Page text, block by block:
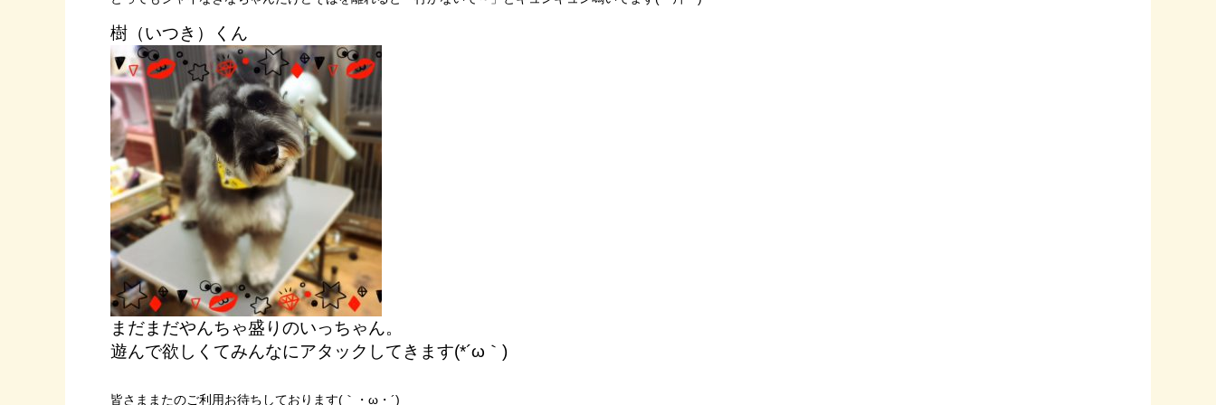
樹（いつき）くん
まだまだやんちゃ盛りのいっちゃん。
遊んで欲しくてみんなにアタックしてきます(*´ω｀)
皆さままたのご利用お待ちしております(｀・ω・´)ゞ